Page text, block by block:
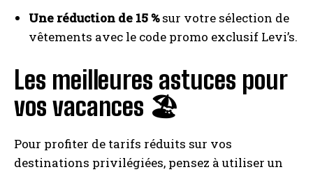
Une réduction de 15 %sur votre sélection de
vêtements avec le code promo exclusif Levi’s.
Les meilleures astuces pour
vos vacances 🏖️
Pour profiter de tarifs réduits sur vos
destinations privilégiées, pensez à utiliser un